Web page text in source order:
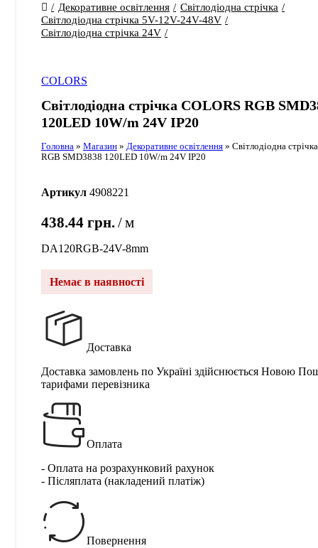
Декоративне освітлення
Світлодіодна стрічка
Світлодіодна стрічка 5V-12V-24V-48V
Світлодіодна стрічка 24V
COLORS
Світлодіодна стрічка COLORS RGB
120LED 10W/m 24V IP20
Головна » Магазин » Декоративне освітлення » Світлодіодна
RGB SMD3838 120LED 10W/m 24V IP20
Артикул 4908221
438.44 грн. м
DA120RGB-24V-8mm
Немає в наявності
Доставка
Доставка замовлень по Україні здійснюється Новою
тарифами перевізника
Оплата
- Оплата на розрахунковий рахунок
- Післяплата (накладений платіж)
Повернення